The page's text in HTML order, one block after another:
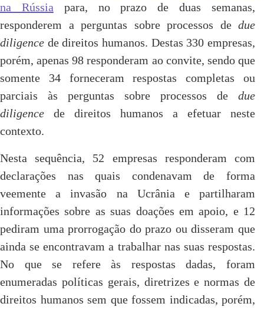
na Rússia para, no prazo de duas semanas,
responderem a perguntas sobre processos de due
diligence de direitos humanos. Destas 330 empresas,
porém, apenas 98 responderam ao convite, sendo que
somente 34 forneceram respostas completas ou
parciais às perguntas sobre processos de due
diligence de direitos humanos a efetuar neste
contexto.
Nesta sequência, 52 empresas responderam com
declarações nas quais condenavam de forma
veemente a invasão na Ucrânia e partilharam
informações sobre as suas doações em apoio, e 12
pediram uma prorrogação do prazo ou disseram que
ainda se encontravam a trabalhar nas suas respostas.
No que se refere às respostas dadas, foram
enumeradas políticas gerais, diretrizes e normas de
direitos humanos sem que fossem indicadas, porém,